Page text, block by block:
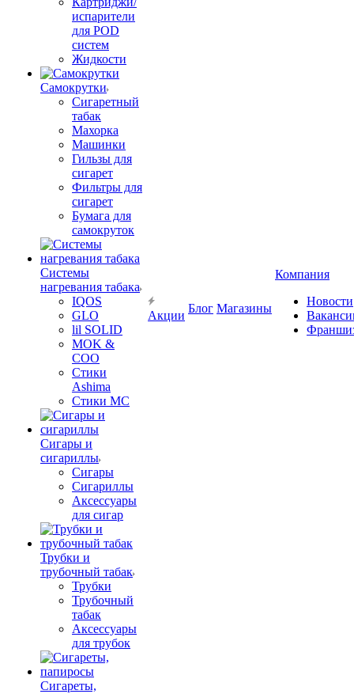
испарители
для POD
систем
Жидкости
Самокрутки
Сигаретный
табак
Махорка
Машинки
Гильзы для
сигарет
Фильтры для
сигарет
Бумага для
самокруток
Системы
нагревания табака
IQOS
GLO
lil SOLID
MOK &
COO
Стики
Ashima
Стики MC
Сигары и
сигариллы
Сигары
Сигариллы
Аксессуары
для сигар
Трубки и
трубочный табак
Трубки
Трубочный
табак
Аксессуары
для трубок
Сигареты,
Акции
Блог Магазины
Компания
Новости